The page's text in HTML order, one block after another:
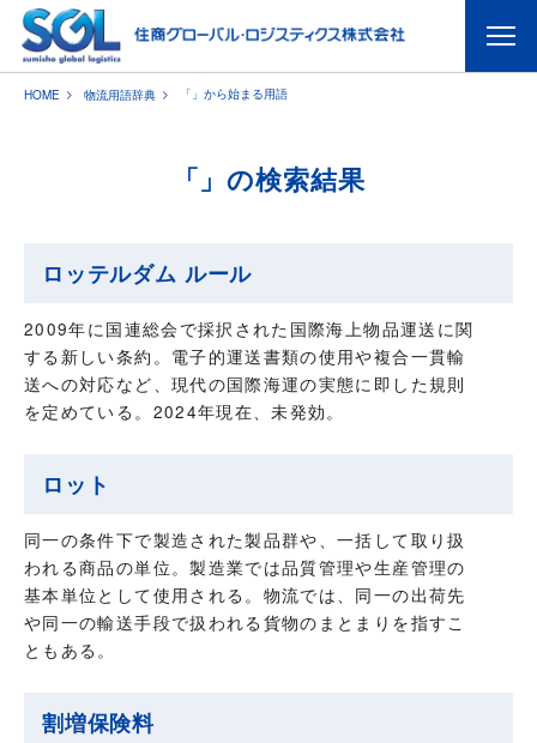
HOME 物流用語辞典 「」から始まる用語
「」の検索結果
ロッテルダム ルール
2009年に国連総会で採択された国際海上物品運送に関
する新しい条約。電子的運送書類の使用や複合一貫輸
送への対応など、現代の国際海運の実態に即した規則
を定めている。2024年現在、未発効。
ロット
同一の条件下で製造された製品群や、一括して取り扱
われる商品の単位。製造業では品質管理や生産管理の
基本単位として使用される。物流では、同一の出荷先
や同一の輸送手段で扱われる貨物のまとまりを指すこ
ともある。
割増保険料